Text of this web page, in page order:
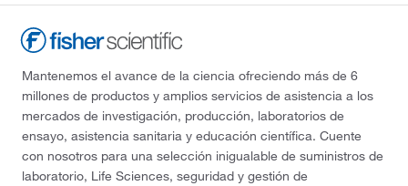
Mantenemos el avance de la ciencia ofreciendo más de 6
millones de productos y amplios servicios de asistencia a los
mercados de investigación, producción, laboratorios de
ensayo, asistencia sanitaria y educación científica. Cuente
con nosotros para una selección inigualable de suministros de
laboratorio, Life Sciences, seguridad y gestión de